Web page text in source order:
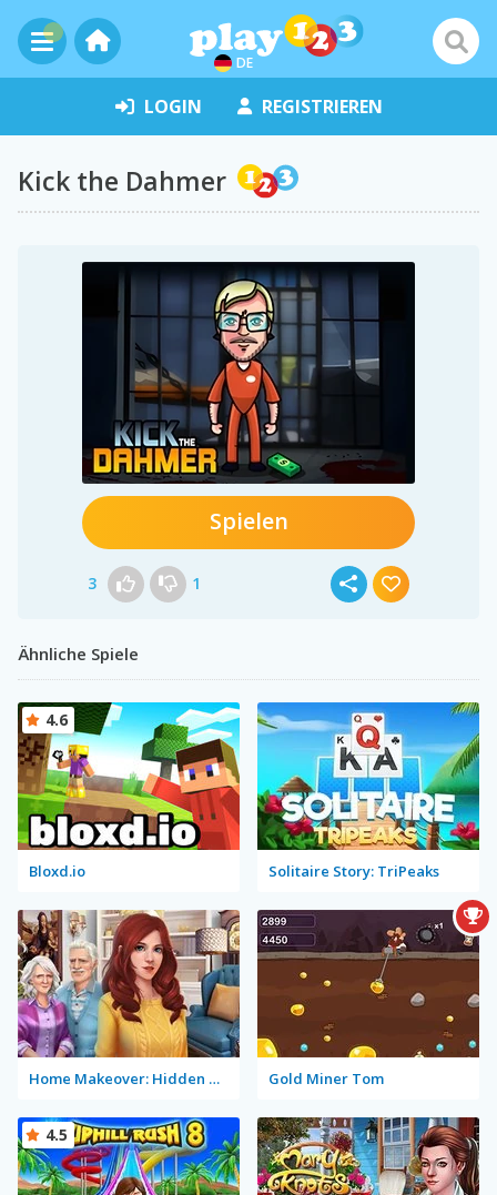
DE
LOGIN REGISTRIEREN
Kick the Dahmer
Spielen
3 1
Ähnliche Spiele
Bloxd.io
4.6
Solitaire Story: TriPeaks
Home Makeover: Hidden Object Gold Miner Tom
4.5